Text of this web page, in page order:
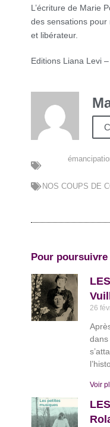
L’écriture de Marie
des sensations
et libérateur.
Editions Liana Levi
NOS COUPS DE
Pour
26
dans
Voir